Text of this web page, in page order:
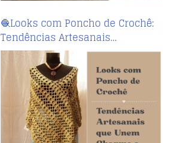
🧶Looks com Poncho de Crochê:
Tendências Artesanais…